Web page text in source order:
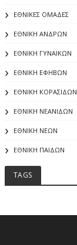
ΕΘΝΙΚΕΣ ΟΜΑΔΕΣ
ΕΘΝΙΚΗ ΑΝΔΡΩΝ
ΕΘΝΙΚΗ ΓΥΝΑΙΚΩΝ
ΕΘΝΙΚΗ ΕΦΗΒΩΝ
ΕΘΝΙΚΗ ΚΟΡΑΣΙΔΩΝ
ΕΘΝΙΚΗ ΝΕΑΝΙΔΩΝ
ΕΘΝΙΚΗ ΝΕΩΝ
ΕΘΝΙΚΗ ΠΑΙΔΩΝ
TAGS